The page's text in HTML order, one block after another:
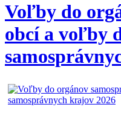
Voľby do
obcí a voľby